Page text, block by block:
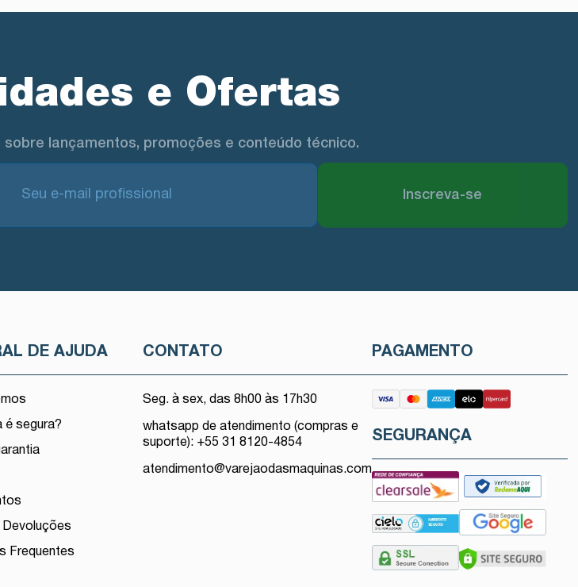
e Ofertas
lançamentos, promoções e conteúdo técnico.
Inscreva-se
DE AJUDA
é segura?
Devoluções
Frequentes
CONTATO
Seg. à sex, das 8h00 às 17h30
whatsapp de atendimento (compras e
suporte): +55 31 8120-4854
atendimento@varejaodasmaquinas.com
PAGAMENTO
SEGURANÇA